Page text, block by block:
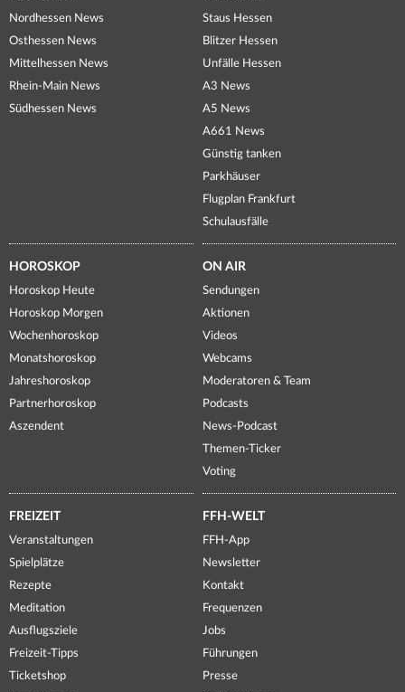
Nordhessen News
Osthessen News
Mittelhessen News
Rhein-Main News
Südhessen News
Staus Hessen
Blitzer Hessen
Unfälle Hessen
A3 News
A5 News
A661 News
Günstig tanken
Parkhäuser
Flugplan Frankfurt
Schulausfälle
HOROSKOP
Horoskop Heute
Horoskop Morgen
Wochenhoroskop
Monatshoroskop
Jahreshoroskop
Partnerhoroskop
Aszendent
ON AIR
Sendungen
Aktionen
Videos
Webcams
Moderatoren & Team
Podcasts
News-Podcast
Themen-Ticker
Voting
FREIZEIT
Veranstaltungen
Spielplätze
Rezepte
Meditation
Ausflugsziele
Freizeit-Tipps
Ticketshop
FFH-WELT
FFH-App
Newsletter
Kontakt
Frequenzen
Jobs
Führungen
Presse